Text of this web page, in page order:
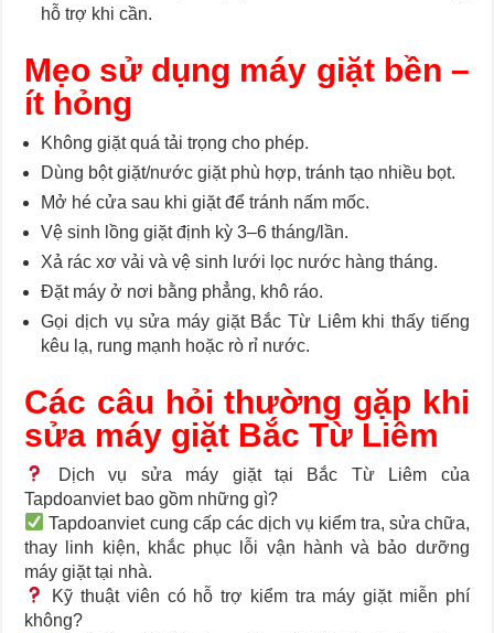
hỗ trợ khi cần.
Mẹo sử dụng máy giặt bền –
ít hỏng
Không giặt quá tải trọng cho phép.
Dùng bột giặt/nước giặt phù hợp, tránh tạo nhiều bọt.
Mở hé cửa sau khi giặt để tránh nấm mốc.
Vệ sinh lồng giặt định kỳ 3–6 tháng/lần.
Xả rác xơ vải và vệ sinh lưới lọc nước hàng tháng.
Đặt máy ở nơi bằng phẳng, khô ráo.
Gọi dịch vụ sửa máy giặt Bắc Từ Liêm khi thấy tiếng
kêu lạ, rung mạnh hoặc rò rỉ nước.
Các câu hỏi thường gặp khi
sửa máy giặt Bắc Từ Liêm
Dịch vụ sửa máy giặt tại Bắc Từ Liêm của
Tapdoanviet bao gồm những gì?
Tapdoanviet cung cấp các dịch vụ kiểm tra, sửa chữa,
thay linh kiện, khắc phục lỗi vận hành và bảo dưỡng
máy giặt tại nhà.
Kỹ thuật viên có hỗ trợ kiểm tra máy giặt miễn phí
không?